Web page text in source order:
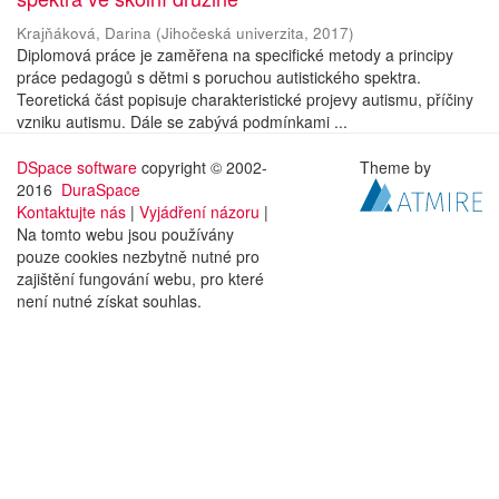
Krajňáková, Darina (Jihočeská univerzita, 2017)
Diplomová práce je zaměřena na specifické metody a principy
práce pedagogů s dětmi s poruchou autistického spektra.
Teoretická část popisuje charakteristické projevy autismu, příčiny
vzniku autismu. Dále se zabývá podmínkami ...
DSpace software copyright © 2002-
2016 DuraSpace
Kontaktujte nás | Vyjádření názoru |
Na tomto webu jsou používány
pouze cookies nezbytně nutné pro
zajištění fungování webu, pro které
není nutné získat souhlas.
Theme by